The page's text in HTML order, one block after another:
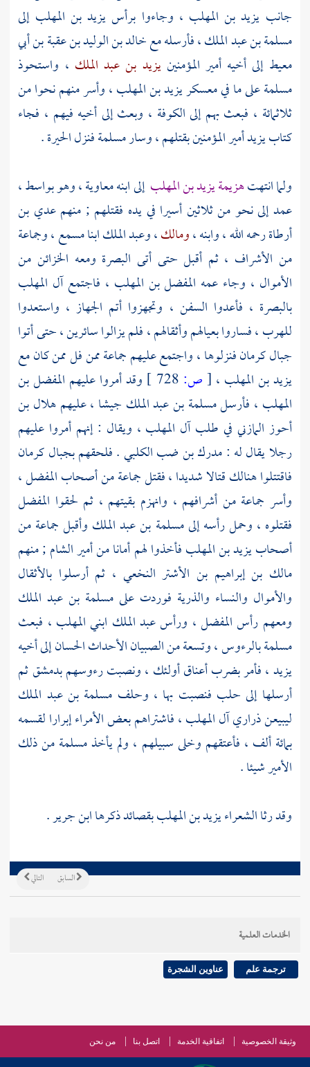
جانب يزيد بن المهلب ، وجاءوا برأس يزيد بن المهلبإلى
مسلمة بن عبد الملك، فأرسله معخالد بن الوليد بن عقبة بن أبي
معيطإلى أخيه أمير المؤمنينيزيد بن عبد الملك ، واستحوذ
مسلمةعلى ما في معسكريزيد بن المهلب، وأسر منهم نحوا من
ثلاثمائة ، فبعث بهم إلىالكوفة ، وبعث إلى أخيه فيهم ، فجاء
كتابيزيدأمير المؤمنين بقتلهم ، وسارمسلمةفنزلالحيرة.
ولما انتهتهزيمةيزيد بن المهلب إلى ابنهمعاوية، وهوبواسط،
عمد إلى نحو من ثلاثين أسيرا في يده فقتلهم ; منهمعدي بن
أرطاةرحمه الله ، وابنه ،ومالك،وعبد الملكابنامسمع، وجماعة
من الأشراف ، ثم أقبل حتى أتى البصرة ومعه الخزائن من
الأموال ، وجاء عمه المفضل بن المهلب ، فاجتمع آل المهلب
بالبصرة ، فأعدوا السفن ، وتجهزوا أتم الجهاز ، واستعدوا
للهرب ، فساروا بعيالهم وأثقالهم ، فلم يزالوا سائرين ، حتى أتوا
جبالكرمانفنزلوها ، واجتمع عليهم جماعة ممن فل ممن كان مع
يزيد بن المهلب ، [ص: وقد أمروا عليهم المفضل بن
المهلب ، فأرسلمسلمة بن عبد الملك جيشا ، عليهمهلال بن
أحوز المازني في طلب آل المهلب ، ويقال : إنهم أمروا عليهم
رجلا يقال له :مدرك بن ضب الكلبي. فلحقهم بجبالكرمان
فاقتتلوا هنالك قتالا شديدا ، فقتل جماعة من أصحابالمفضل،
وأسر جماعة من أشرافهم ، وانهزم بقيتهم ، ثم لحقوا المفضل
فقتلوه ، وحمل رأسه إلىمسلمة بن عبد الملك وأقبل جماعة من
أصحابيزيد بن المهلبفأخذوا لهم أمانا من أميرالشام; منهم
مالك بن إبراهيم بن الأشتر النخعي ، ثم أرسلوا بالأثقال
والأموال والنساء والذرية فوردت على مسلمة بن عبد الملك
ومعهم رأسالمفضل، ورأسعبد الملك ابنيالمهلب ، فبعث
مسلمةبالرءوس ، وتسعة من الصبيان الأحداث الحسان إلى أخيه
يزيد، فأمر بضرب أعناق أولئك ، ونصبت رءوسهم بدمشق ثم
أرسلها إلى حلب فنصبت بها ، وحلف مسلمة بن عبد الملك
ليبيعن ذراري آل المهلب ، فاشتراهم بعض الأمراء إبرارا لقسمه
بمائة ألف ، فأعتقهم وخلى سبيلهم ، ولم يأخذمسلمةمن ذلك
الأمير شيئا .
وقد رثا الشعراءيزيد بن المهلببقصائد ذكرهاابن جرير.
التالي السابق
الخدمات العلمية
ترجمة علم عناوين الشجرة
وثيقة الخصوصية اتفاقية الخدمة اتصل بنا من نحن